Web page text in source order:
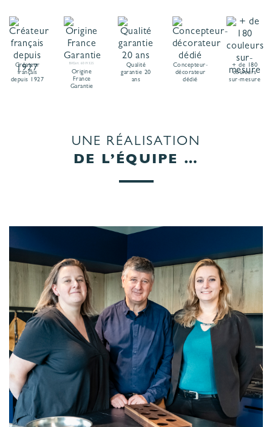
Créateur
français
depuis 1927
BVCert. 6019325
Origine
France
Garantie
Qualité
garantie 20
ans
Concepteur-
décorateur
dédié
+ de 180
couleurs
sur-mesure
UNE RÉALISATION
DE L’ÉQUIPE …